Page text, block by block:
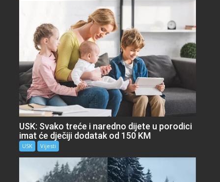
USK: Svako treće i naredno dijete u porodici
imat će dječiji dodatak od 150 KM
USK Vijesti